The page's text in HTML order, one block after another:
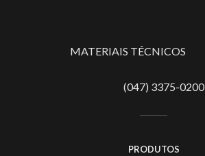
MATERIAIS TÉCNICOS
(047) 3375-0200
PRODUTOS